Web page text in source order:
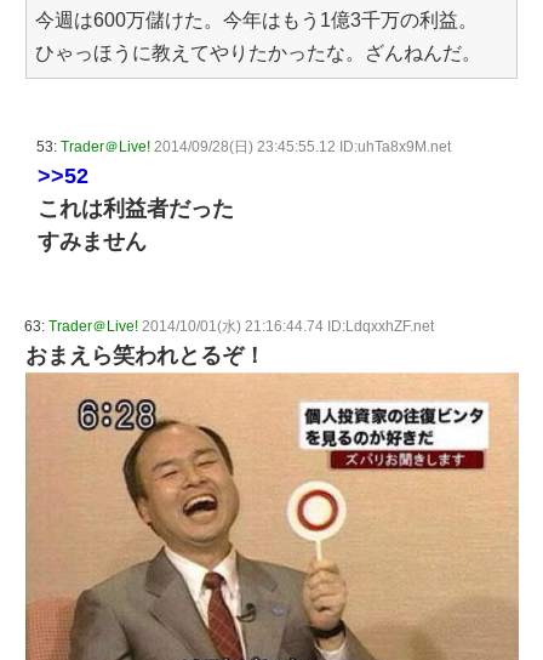
今週は600万儲けた。今年はもう1億3千万の利益。
ひゃっほうに教えてやりたかったな。ざんねんだ。
53: Trader＠Live! 2014/09/28(日) 23:45:55.12 ID:uhTa8x9M.net
>>52
これは利益者だった
すみません
63: Trader＠Live! 2014/10/01(水) 21:16:44.74 ID:LdqxxhZF.net
おまえら笑われとるぞ！